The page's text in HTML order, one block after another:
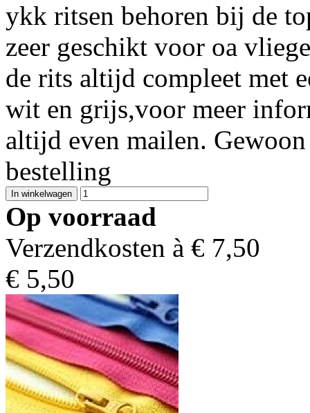
ykk ritsen behoren bij de
zeer geschikt voor oa
de rits altijd compleet met
wit en grijs,voor meer
altijd even mailen.
bestelling
Op voorraad
Verzendkosten à € 7,50
€ 5,50